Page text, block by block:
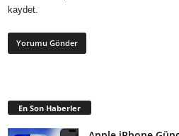
kaydet.
En Son Haberler